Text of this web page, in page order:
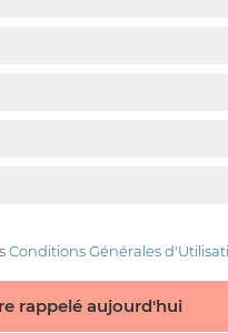
Conditions Générales
rappelé aujourd'hui